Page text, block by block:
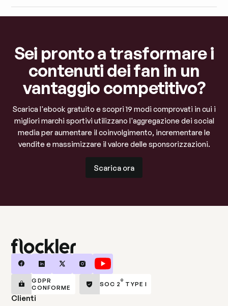
Sei pronto a trasformare i
contenuti dei fan in un
vantaggio competitivo?
Scarica l'ebook gratuito e scopri 19 modi comprovati in cui i
migliori marchi sportivi utilizzano l'aggregazione dei social
media per aumentare il coinvolgimento, incrementare le
vendite e massimizzare il valore delle sponsorizzazioni.
Scarica ora
GDPR
CONFORME
SOC 2 ® TYPE I
Clienti